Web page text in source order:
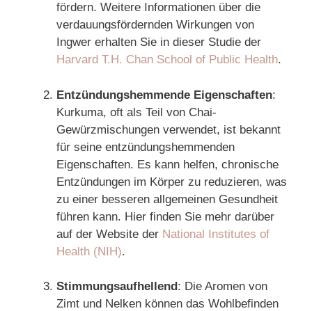
fördern. Weitere Informationen über die
verdauungsfördernden Wirkungen von
Ingwer erhalten Sie in dieser Studie der
Harvard T.H. Chan School of Public Health.
Entzündungshemmende Eigenschaften:
Kurkuma, oft als Teil von Chai-
Gewürzmischungen verwendet, ist bekannt
für seine entzündungshemmenden
Eigenschaften. Es kann helfen, chronische
Entzündungen im Körper zu reduzieren, was
zu einer besseren allgemeinen Gesundheit
führen kann. Hier finden Sie mehr darüber
auf der Website der National Institutes of
Health (NIH).
Stimmungsaufhellend: Die Aromen von
Zimt und Nelken können das Wohlbefinden